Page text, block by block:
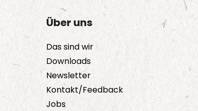
Über uns
Das sind wir
Downloads
Newsletter
Kontakt/Feedback
Jobs